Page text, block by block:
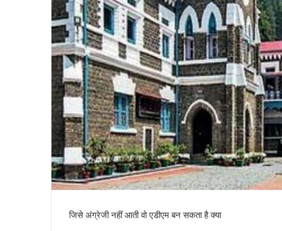
जिसे अंग्रेजी नहीं आती वो एडीएम बन सकता है क्या